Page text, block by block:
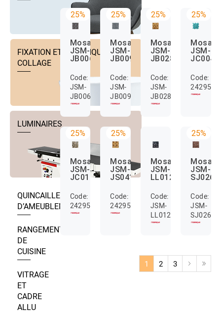
FIXATION ET TECHNIQUE DE
COLLAGE
LUMINAIRES
QUINCAILLERIE
D’AMEUBLEMENT
RANGEMENT
DE
CUISINE
VITRAGE
ET
CADRE
ALLU
25%
Mosaique
JSM-
JB006
Code:
JSM-
JB006
25%
Mosaique
JSM-
JB009
Code:
JSM-
JB009
25%
Mosaique
JSM-
JB028
Code:
JSM-
JB028
25%
JSM-
JC004
Code:
25%
Mosaique
JSM-
JC013
Code:
24295580
25%
Mosaique
JSM-
JS041
Code:
24295589
Mosaique
JSM-
LL012
Code:
JSM-
LL012
25%
JSM-
SJ026
Code:
JSM-
SJ026
1 2 3